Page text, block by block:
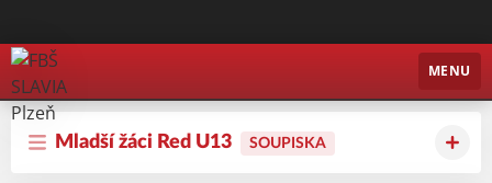
FBŠ SLAVIA Plzeň
MENU
Mladší žáci Red U13 SOUPISKA